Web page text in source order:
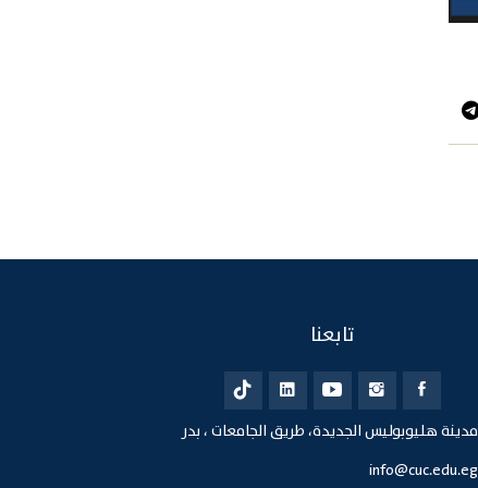
تابعنا
مدينة هليوبوليس الجديدة، طريق الجامعات ، بدر
info@cuc.edu.eg